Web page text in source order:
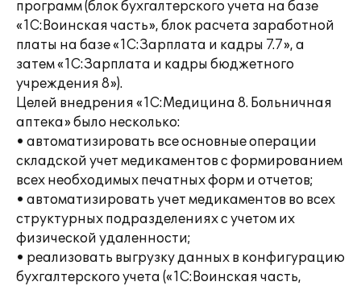
программ (блок бухгалтерского учета на базе
«1С:Воинская часть», блок расчета заработной
платы на базе «1С:Зарплата и кадры 7.7», а
затем «1С:Зарплата и кадры бюджетного
учреждения 8»).
Целей внедрения «1С:Медицина 8. Больничная
аптека» было несколько:
• автоматизировать все основные операции
складской учет медикаментов с формированием
всех необходимых печатных форм и отчетов;
• автоматизировать учет медикаментов во всех
структурных подразделениях с учетом их
физической удаленности;
• реализовать выгрузку данных в конфигурацию
бухгалтерского учета («1С:Воинская часть,